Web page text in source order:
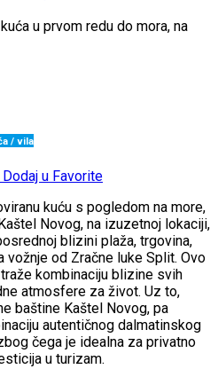
/ vila
Dodaj u Favorite
kuću s pogledom na more,
Novog, na izuzetnoj lokaciji,
blizini plaža, trgovina,
vožnje od Zračne luke Split. Ovo
kombinaciju blizine svih
atmosfere za život. Uz to,
baštine Kaštel Novog, pa
autentičnog dalmatinskog
čega je idealna za privatno
u turizam.